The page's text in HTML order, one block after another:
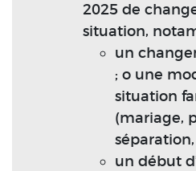
2025 de
situation,
un
; o une
situation
(mariage,
un début